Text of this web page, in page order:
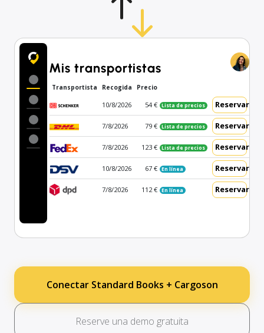
Mis transportistas
Transportista Recogida Precio
10/8/2026 54 € Lista de precios Reservar
7/8/2026 79 € Lista de precios Reservar
7/8/2026 123 € Lista de precios Reservar
10/8/2026 67 € En línea Reservar
7/8/2026 112 € En línea Reservar
Conectar Standard Books + Cargoson
Reserve una demo gratuita